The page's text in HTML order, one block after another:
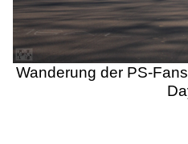
Wanderung der PS-